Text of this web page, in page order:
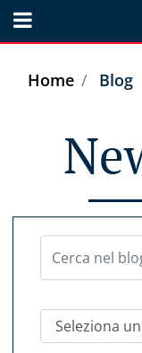
Open menu
Home Blog
Seleziona una